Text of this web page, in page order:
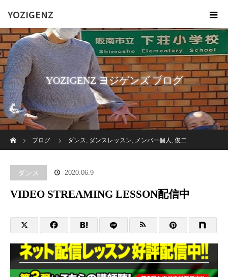
YOZIGENZ
YOZIGENZ ヨジゲンズ ブログ
ブログ
ダンス, ダンスレッスン, メンバー個人 , 俊二
ダンス 2020.06.9
VIDEO STREAMING LESSON配信中